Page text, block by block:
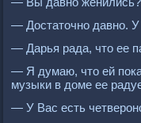
— Достаточно давно. У
— Дарья рада, что ее
— Я думаю, что ей
музыки в доме ее
— У Вас есть